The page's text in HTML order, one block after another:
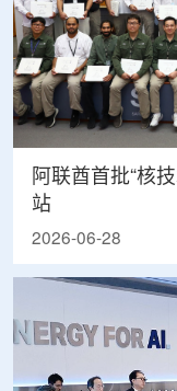
阿联酋首批“核
站
2026-06-28